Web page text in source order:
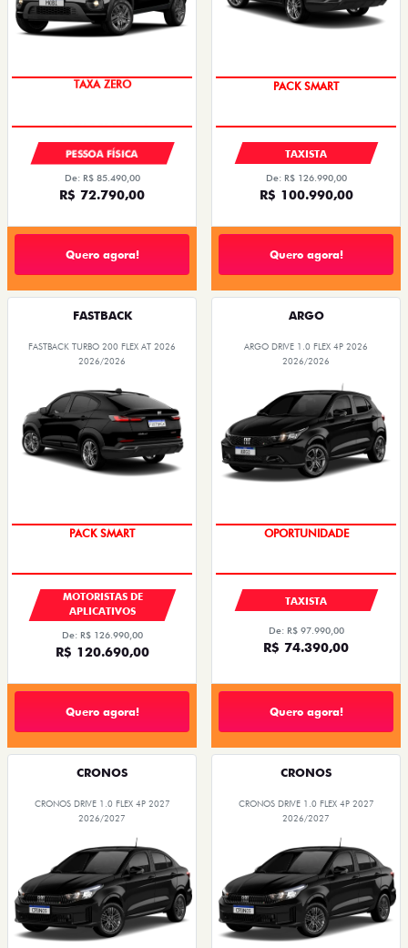
TAXA ZERO
PESSOA FÍSICA
De: R$ 85.490,00
R$ 72.790,00
Quero agora!
PACK SMART
TAXISTA
De: R$ 126.990,00
R$ 100.990,00
Quero agora!
FASTBACK
FASTBACK TURBO 200 FLEX AT 2026
2026/2026
PACK SMART
MOTORISTAS DE
APLICATIVOS
De: R$ 126.990,00
R$ 120.690,00
Quero agora!
ARGO
ARGO DRIVE 1.0 FLEX 4P 2026
2026/2026
OPORTUNIDADE
TAXISTA
De: R$ 97.990,00
R$ 74.390,00
Quero agora!
CRONOS
CRONOS DRIVE 1.0 FLEX 4P 2027
2026/2027
CRONOS
CRONOS DRIVE 1.0 FLEX 4P 2027
2026/2027